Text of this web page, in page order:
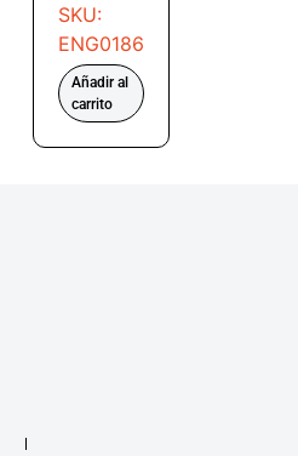
SKU:
ENG0186
Añadir al
carrito